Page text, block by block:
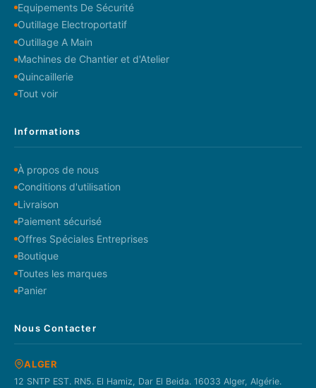
Equipements De Sécurité
Outillage Electroportatif
Outillage A Main
Machines de Chantier et d'Atelier
Quincaillerie
Tout voir
Informations
À propos de nous
Conditions d'utilisation
Livraison
Paiement sécurisé
Offres Spéciales Entreprises
Boutique
Toutes les marques
Panier
Nous Contacter
ALGER
12 SNTP EST. RN5. El Hamiz, Dar El Beida. 16033 Alger, Algérie.